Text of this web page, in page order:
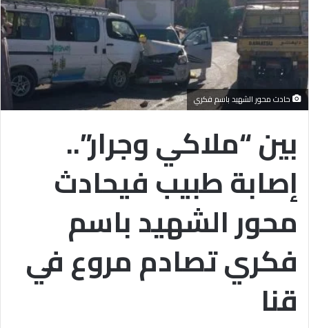
حادث محور الشهيد باسم فكري
بين “ملاكي وجرار”..
إصابة طبيب فيحادث
محور الشهيد باسم
فكري تصادم مروع في
قنا